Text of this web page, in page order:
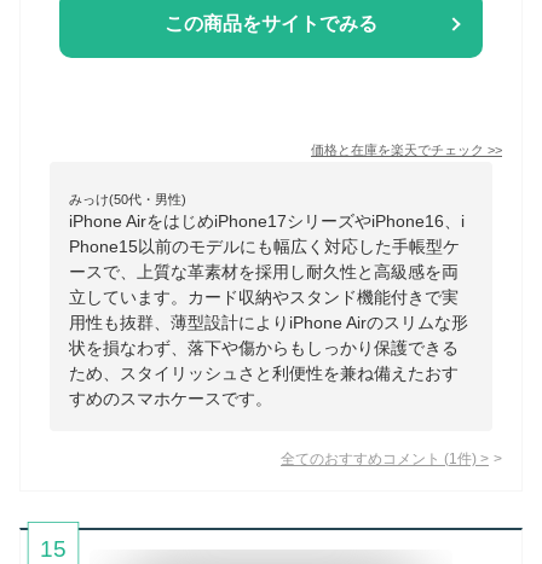
この商品をサイトでみる
価格と在庫を楽天でチェック >>
みっけ(50代・男性)
iPhone AirをはじめiPhone17シリーズやiPhone16、i
Phone15以前のモデルにも幅広く対応した手帳型ケ
ースで、上質な革素材を採用し耐久性と高級感を両
立しています。カード収納やスタンド機能付きで実
用性も抜群、薄型設計によりiPhone Airのスリムな形
状を損なわず、落下や傷からもしっかり保護できる
ため、スタイリッシュさと利便性を兼ね備えたおす
すめのスマホケースです。
全てのおすすめコメント (1 件) >
15